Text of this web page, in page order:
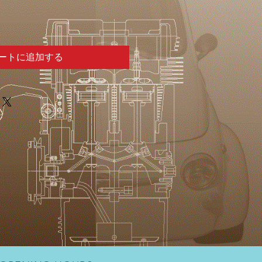
トに追加する